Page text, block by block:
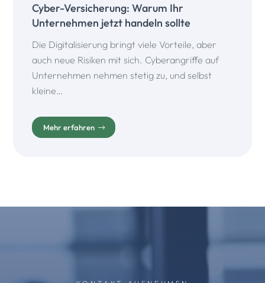
Cyber-Versicherung: Warum Ihr
Unternehmen jetzt handeln sollte
Die Digitalisierung bringt viele Vorteile, aber
auch neue Risiken mit sich. Cyberangriffe auf
Unternehmen nehmen stetig zu, und selbst
kleine…
Mehr erfahren